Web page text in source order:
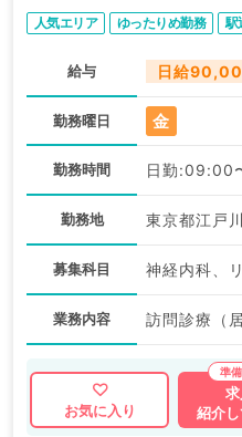
人気エリア ゆったりめ勤務 駅
給与 日給
勤務曜日 金
勤務時間 日勤:09:00
勤務地 東京都江戸
募集科目
業務内容 訪問診療（
お気に入り
紹介